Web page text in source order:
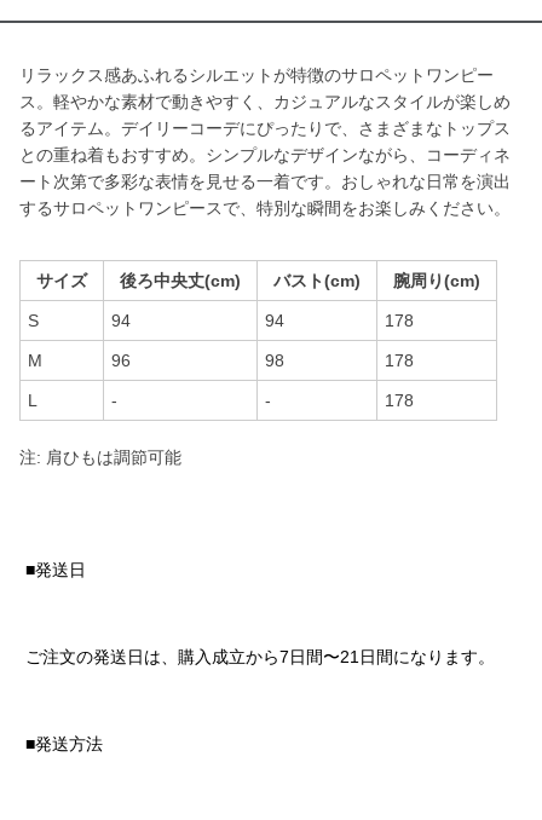
リラックス感あふれるシルエットが特徴のサロペットワンピー
ス。軽やかな素材で動きやすく、カジュアルなスタイルが楽しめ
るアイテム。デイリーコーデにぴったりで、さまざまなトップス
との重ね着もおすすめ。シンプルなデザインながら、コーディネ
ート次第で多彩な表情を見せる一着です。おしゃれな日常を演出
するサロペットワンピースで、特別な瞬間をお楽しみください。
サイズ 後ろ中央丈(cm) バスト(cm) 腕周り(cm)
S 94 94 178
M 96 98 178
L - - 178
注: 肩ひもは調節可能
■発送日
ご注文の発送日は、購入成立から7日間〜21日間になります。
■発送方法